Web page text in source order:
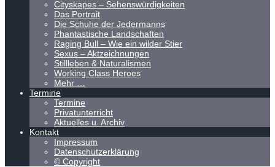
Cityskapes – Sehenswürdigkeiten
Das Portrait
Die Schuhe der Jedermanns
Phantastische Landschaften
Raging Bull – Wie ein wilder Stier
Sexus – Aktzeichnungen
Stillleben & Naturalismen
Working Class Heroes
Mehr …
Termine
Termine
Privatunterricht
Aktuelles u. Archiv
Kontakt
Impressum
Datenschutzerklärung
© Copyright